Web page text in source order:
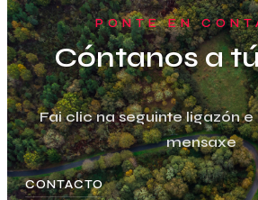
PONTE EN
Cóntanos a
Fai clic na seguinte ligazón e
mensaxe
CONTACTO